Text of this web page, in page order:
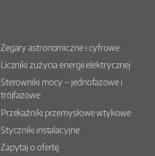
Zegary astronomiczne i cyfrowe
Liczniki zużycia energii elektrycznej
Sterowniki mocy – jednofazowe i
trójfazowe
Przekaźniki przemysłowe wtykowe
Styczniki instalacyjne
Zapytaj o ofertę